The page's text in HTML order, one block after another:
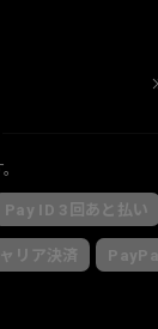
Pay ID 3回あと払い
リア決済 PayPal